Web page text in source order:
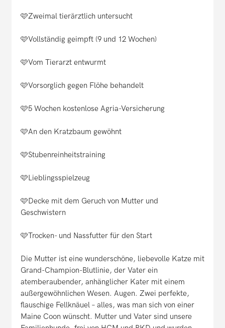
🩷Zweimal tierärztlich untersucht
🩷Vollständig geimpft (9 und 12 Wochen)
🩷Vom Tierarzt entwurmt
🩷Vorsorglich gegen Flöhe behandelt
🩷5 Wochen kostenlose Agria-Versicherung
🩷An den Kratzbaum gewöhnt
🩷Stubenreinheitstraining
🩷Lieblingsspielzeug
🩷Decke mit dem Geruch von Mutter und
Geschwistern
🩷Trocken- und Nassfutter für den Start
Die Mutter ist eine wunderschöne, liebevolle Katze mit
Grand-Champion-Blutlinie, der Vater ein
atemberaubender, anhänglicher Kater mit einem
außergewöhnlichen Wesen. Augen. Zwei perfekte,
flauschige Fellknäuel – alles, was man sich von einer
Maine Coon wünscht. Mutter und Vater sind unsere